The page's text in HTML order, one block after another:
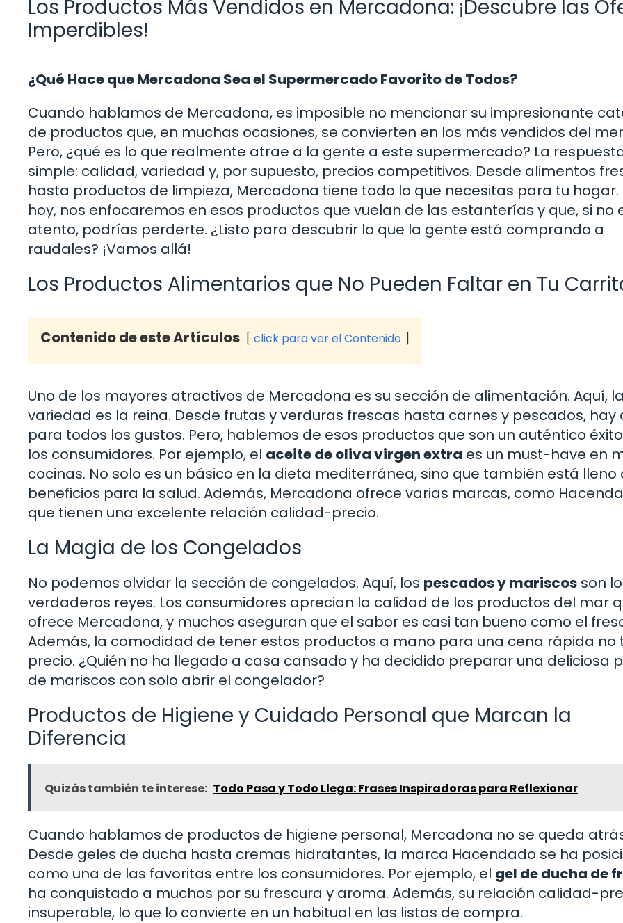
Los Productos Más Vendidos en Mercadona: ¡Descubre las
Imperdibles!
¿Qué Hace que Mercadona Sea el Supermercado Favorito de Todos?
Cuando hablamos de Mercadona, es imposible no mencionar su impresionante
de productos que, en muchas ocasiones, se convierten en los más vendidos del
Pero, ¿qué es lo que realmente atrae a la gente a este supermercado? La
simple: calidad, variedad y, por supuesto, precios competitivos. Desde alimentos
hasta productos de limpieza, Mercadona tiene todo lo que necesitas para tu hogar.
hoy, nos enfocaremos en esos productos que vuelan de las estanterías y que, si no
atento, podrías perderte. ¿Listo para descubrir lo que la gente está comprando a
raudales? ¡Vamos allá!
Los Productos Alimentarios que No Pueden Faltar en Tu
Contenido de este Artículos click para ver el Contenido
Uno de los mayores atractivos de Mercadona es su sección de alimentación. Aquí, la
variedad es la reina. Desde frutas y verduras frescas hasta carnes y pescados, hay
para todos los gustos. Pero, hablemos de esos productos que son un auténtico
los consumidores. Por ejemplo, el aceite de oliva virgen extra es un must-have en
cocinas. No solo es un básico en la dieta mediterránea, sino que también está lleno
beneficios para la salud. Además, Mercadona ofrece varias marcas, como
que tienen una excelente relación calidad-precio.
La Magia de los Congelados
No podemos olvidar la sección de congelados. Aquí, los pescados y mariscos son
verdaderos reyes. Los consumidores aprecian la calidad de los productos del mar
ofrece Mercadona, y muchos aseguran que el sabor es casi tan bueno como el
Además, la comodidad de tener estos productos a mano para una cena rápida no
precio. ¿Quién no ha llegado a casa cansado y ha decidido preparar una deliciosa
de mariscos con solo abrir el congelador?
Productos de Higiene y Cuidado Personal que Marcan la
Diferencia
Quizás también te interese: Todo Pasa y Todo Llega: Frases Inspiradoras para Reflexionar
Cuando hablamos de productos de higiene personal, Mercadona no se queda
Desde geles de ducha hasta cremas hidratantes, la marca Hacendado se ha
como una de las favoritas entre los consumidores. Por ejemplo, el gel de ducha de
ha conquistado a muchos por su frescura y aroma. Además, su relación calidad-
insuperable, lo que lo convierte en un habitual en las listas de compra.